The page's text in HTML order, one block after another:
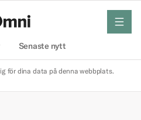
Senaste nytt
meny
för dina data på denna webbplats.